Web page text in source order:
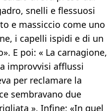
snelli e flessuosi
e massiccio come uno
i capelli ispidi e di un
E poi: « La carnagione,
improvvisi afflussi
per reclamare la
sembravano due
». Infine: «In quel